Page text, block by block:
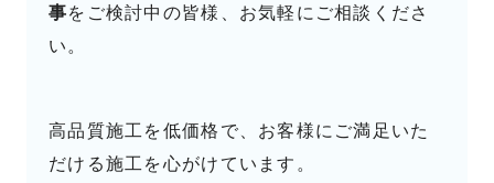
事をご検討中の皆様、お気軽にご相談くださ
い。
高品質施工を低価格で、お客様にご満足いた
だける施工を心がけています。